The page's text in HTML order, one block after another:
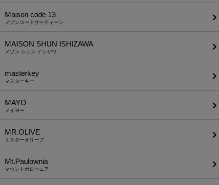
Maison code 13
メゾンコードサーティーン
MAISON SHUN ISHIZAWA
メゾン シュン イシザワ
masterkey
マスターキー
MAYO
メイヨー
MR.OLIVE
ミスターオリーブ
Mt.Paulownia
マウントポローニア